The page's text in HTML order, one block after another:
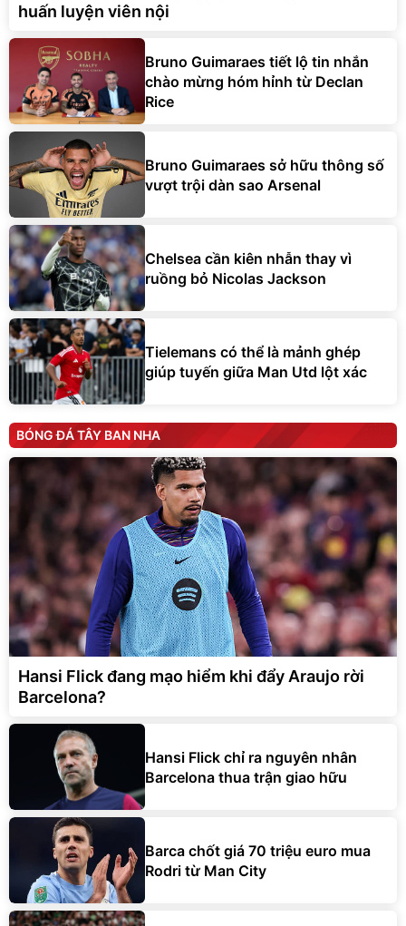
huấn luyện viên nội
Bruno Guimaraes tiết lộ tin nhắn
chào mừng hóm hỉnh từ Declan
Rice
Bruno Guimaraes sở hữu thông số
vượt trội dàn sao Arsenal
Chelsea cần kiên nhẫn thay vì
ruồng bỏ Nicolas Jackson
Tielemans có thể là mảnh ghép
giúp tuyến giữa Man Utd lột xác
BÓNG ĐÁ TÂY BAN NHA
Hansi Flick đang mạo hiểm khi đẩy Araujo rời
Barcelona?
Hansi Flick chỉ ra nguyên nhân
Barcelona thua trận giao hữu
Barca chốt giá 70 triệu euro mua
Rodri từ Man City